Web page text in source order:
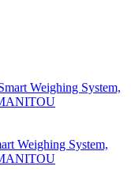
Weighing System,